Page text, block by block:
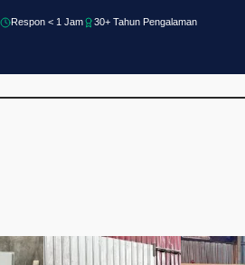
Respon < 1 Jam 30+ Tahun Pengalaman